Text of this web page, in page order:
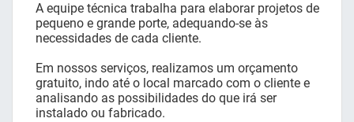
A equipe técnica trabalha para elaborar projetos de
pequeno e grande porte, adequando-se às
necessidades de cada cliente.
Em nossos serviços, realizamos um orçamento
gratuito, indo até o local marcado com o cliente e
analisando as possibilidades do que irá ser
instalado ou fabricado.